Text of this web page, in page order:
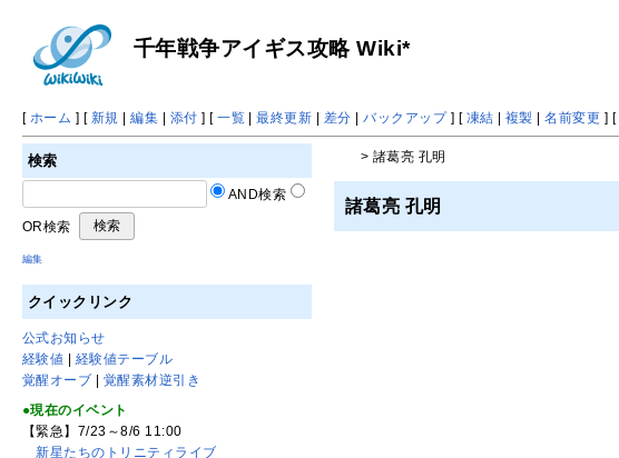
千年戦争アイギス攻略 Wiki*
[ ホーム ] [ 新規 |編集 | 添付 ] [一覧 |最終更新 | 差分 |バックアップ] [ 凍結 | 複製 |名前変更 ] [
> 諸葛亮 孔明
諸葛亮 孔明
検索
AND検索
OR検索
編集
クイックリンク
公式お知らせ
経験値
経験値テーブル
覚醒オーブ
覚醒素材逆引き
●現在のイベント
【緊急】7/23～8/6 11:00
新星たちのトリニティライブ